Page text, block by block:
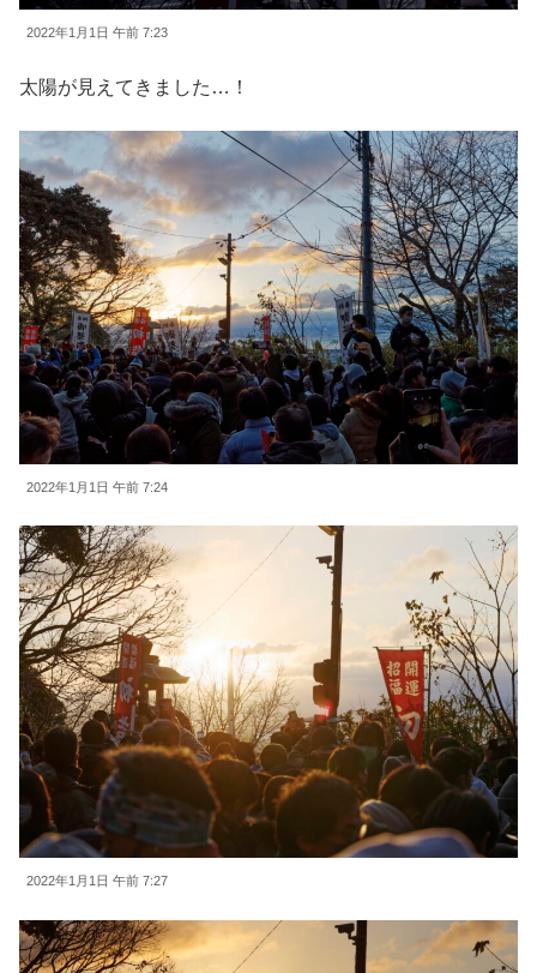
2022年1月1日 午前 7:23
太陽が見えてきました…！
2022年1月1日 午前 7:24
2022年1月1日 午前 7:27